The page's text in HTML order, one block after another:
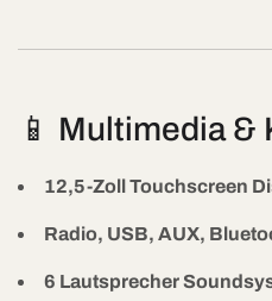
📱 Multimedia
12,5-Zoll Touchscreen
Radio, USB, AUX,
6 Lautsprecher